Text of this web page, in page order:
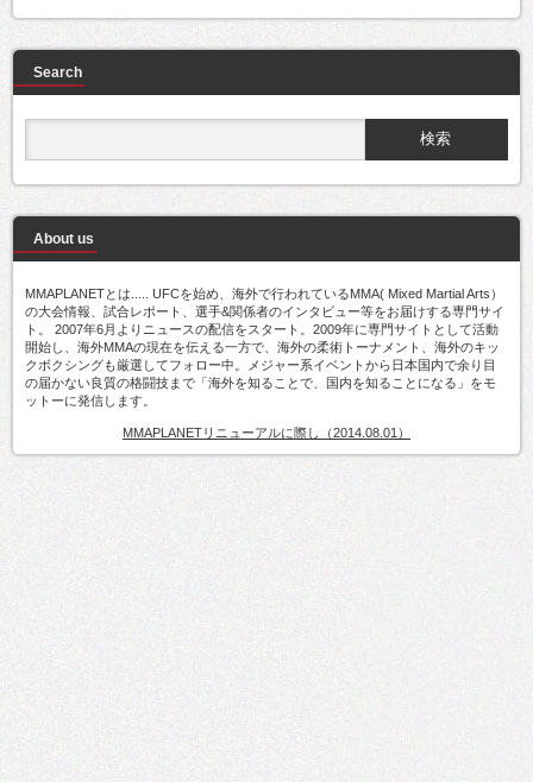
Search
About us
MMAPLANETとは..... UFCを始め、海外で行われているMMA( Mixed Martial Arts）
の大会情報、試合レポート、選手&関係者のインタビュー等をお届けする専門サイ
ト。 2007年6月よりニュースの配信をスタート。2009年に専門サイトとして活動
開始し、海外MMAの現在を伝える一方で、海外の柔術トーナメント、海外のキッ
クボクシングも厳選してフォロー中。メジャー系イベントから日本国内で余り目
の届かない良質の格闘技まで「海外を知ることで、国内を知ることになる」をモ
ットーに発信します。
MMAPLANETリニューアルに際し（2014.08.01）